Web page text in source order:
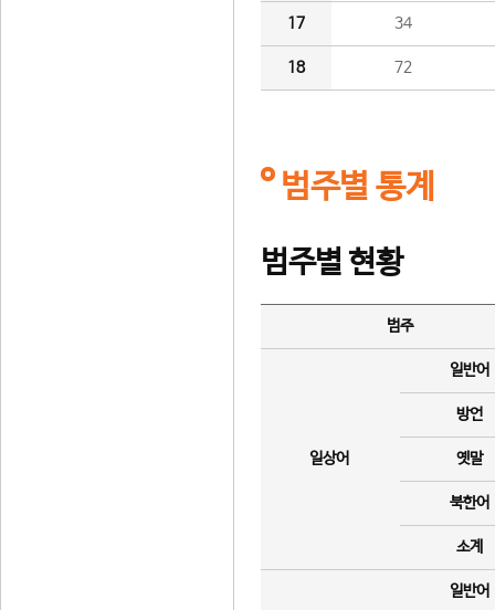
17 34
18 72
범주별 통계
범주별 현황
범주
일상어
일반어
방언
옛말
북한어
소계
일반어